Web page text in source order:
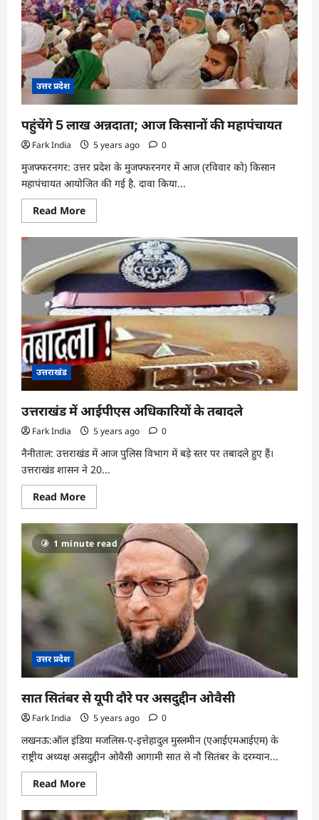
उत्तर प्रदेश
पहुंचेंगे 5 लाख अन्नदाता; आज किसानों की महापंचायत
Fark India 5 years ago 0
मुजफ्फरनगर: उत्तर प्रदेश के मुजफ्फरनगर में आज (रविवार को) किसान
महापंचायत आयोजित की गई है. दावा किया...
Read MoreRead
more
पहुंचेंगे
5
लाख
अन्नदाता;
आज
किसानों
महापंचायत
उत्तराखंड
उत्तराखंड में आईपीएस अधिकारियों के तबादले
Fark India 5 years ago 0
नैनीताल: उत्तराखंड में आज पुलिस विभाग में बड़े स्तर पर तबादले हुए हैं।
उत्तराखंड शासन ने 20...
Read MoreRead
more
उत्तराखंड
में
आईपीएस
अधिकारियों
तबादले
1 minute read
उत्तर प्रदेश
सात सितंबर से यूपी दौरे पर असदुद्दीन ओवैसी
Fark India 5 years ago 0
लखनऊ:ऑल इंडिया मजलिस-ए-इत्तेहादुल मुस्लमीन (एआईएमआईएम) के
राष्ट्रीय अध्यक्ष असदुद्दीन ओवैसी आगामी सात से नौ सितंबर के दरम्यान...
Read MoreRead
more
सात